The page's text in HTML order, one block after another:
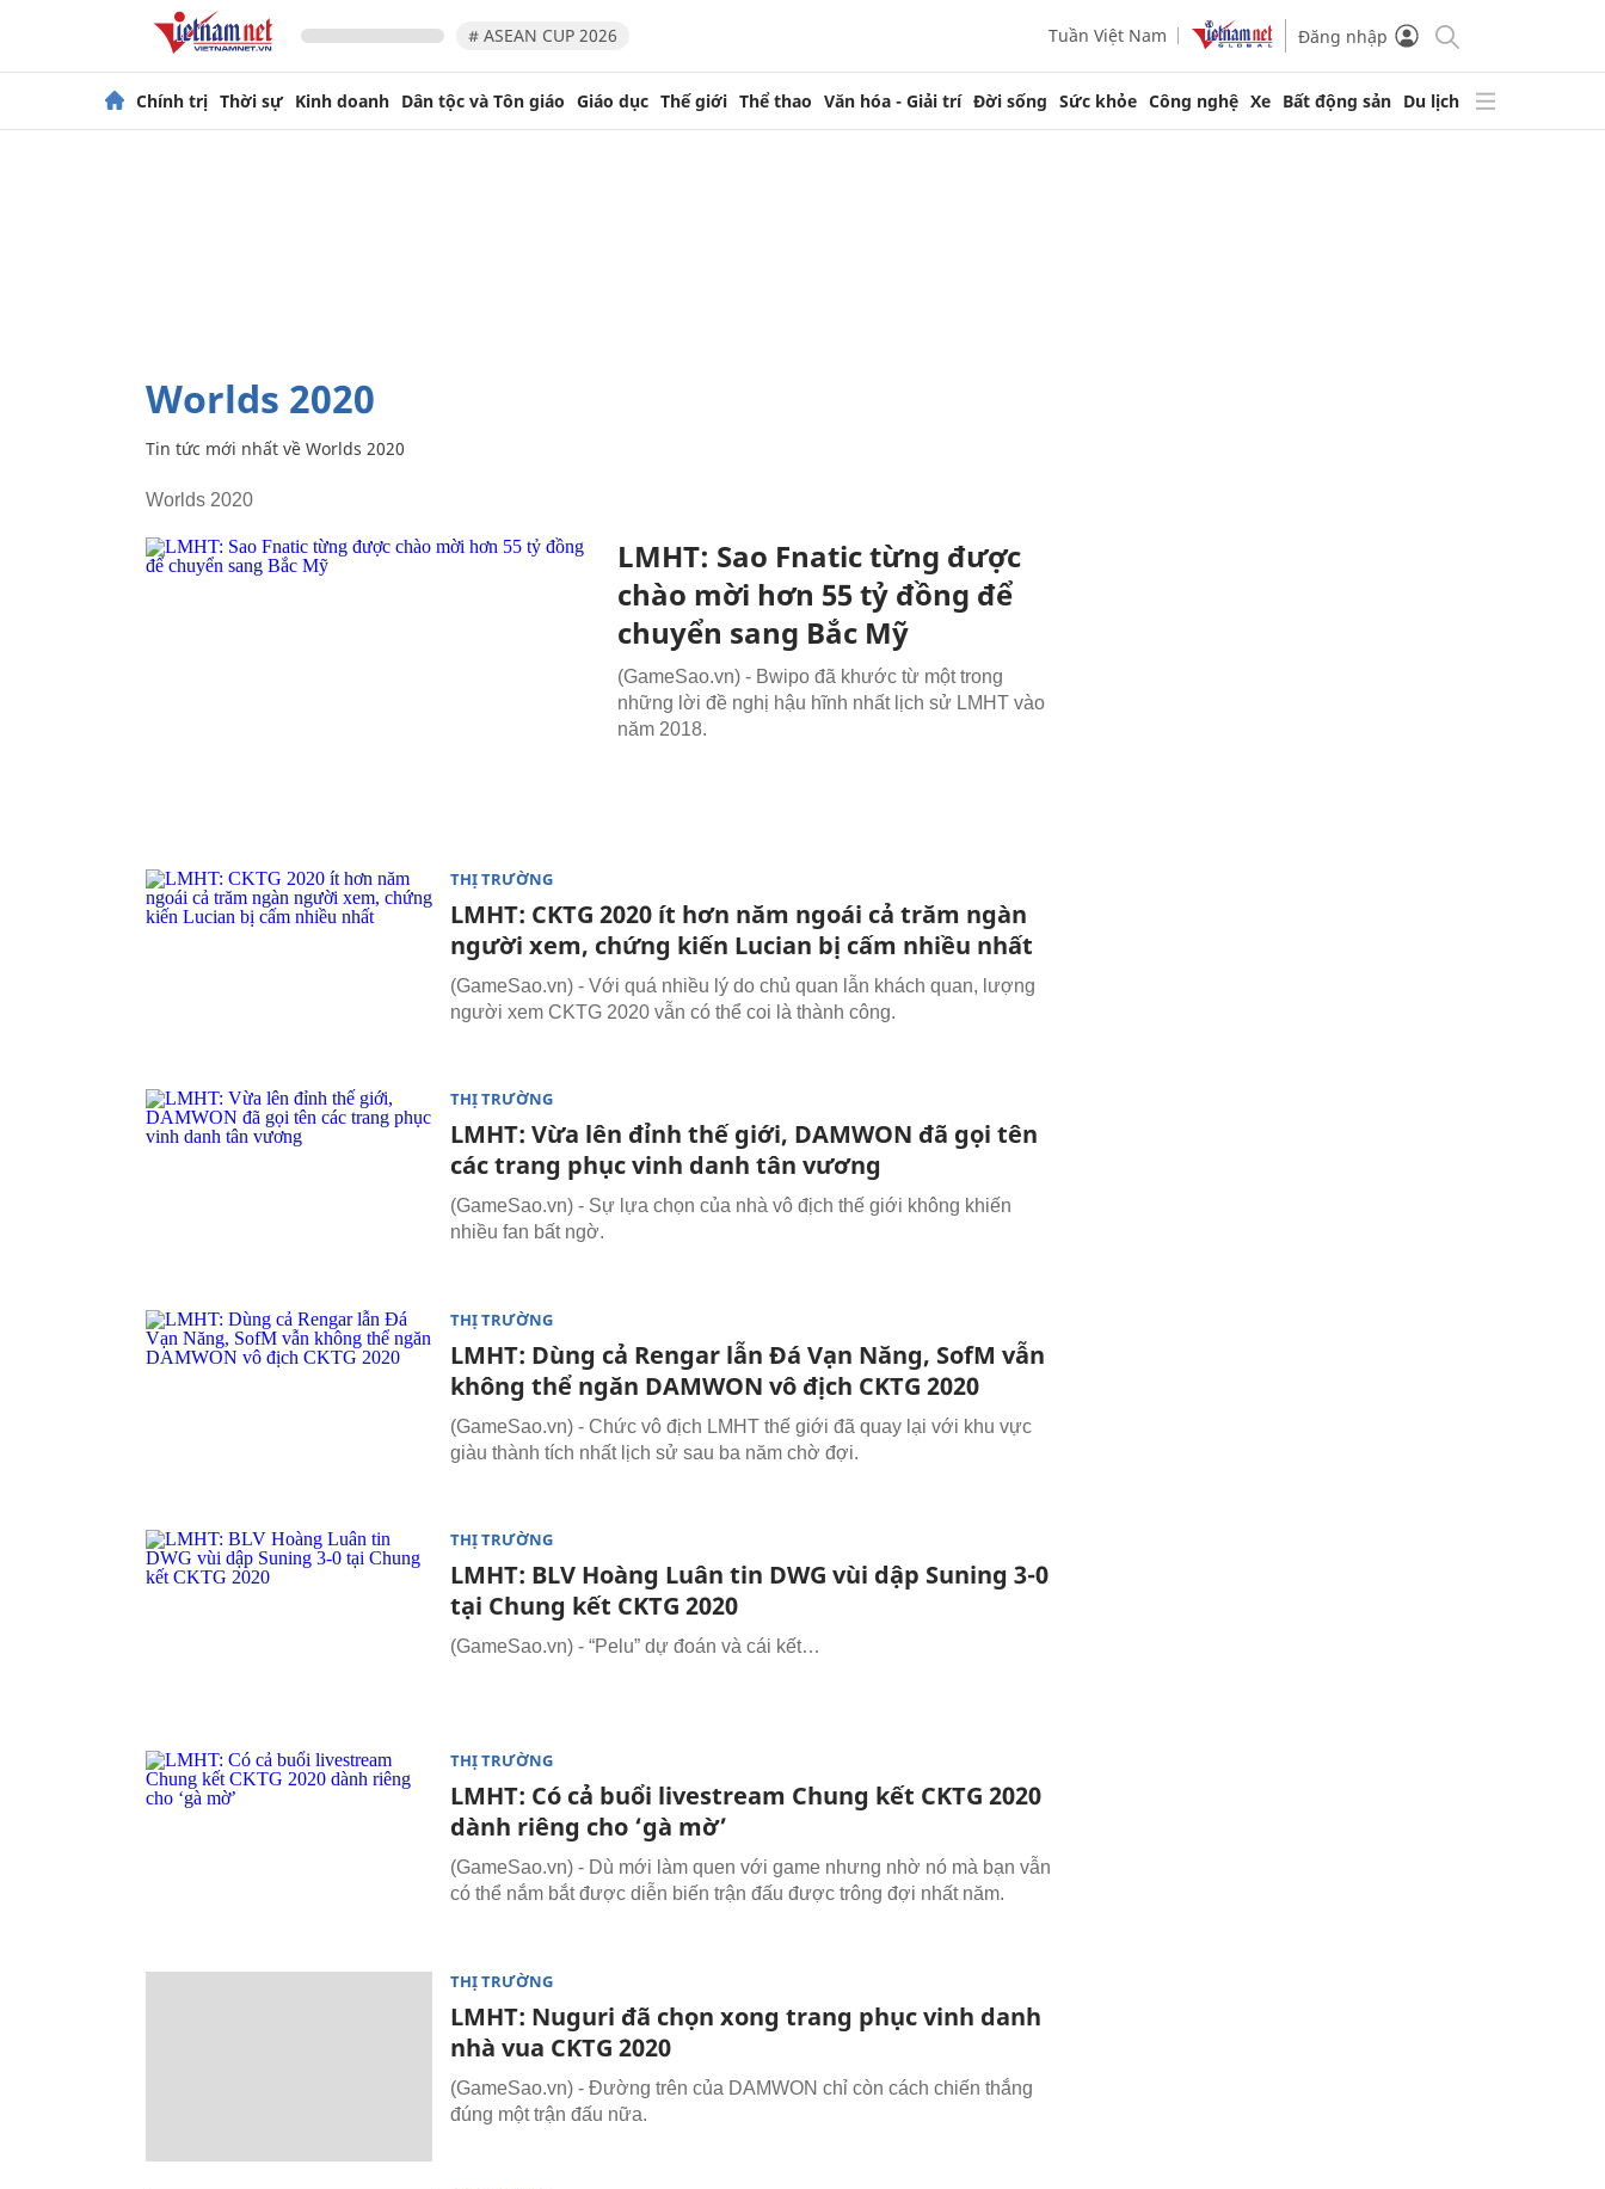
# ASEAN CUP 2026 Tuần Việt Nam Đăng nhập
Chính trị Thời sự Kinh doanh Dân tộc và Tôn giáo Giáo dục Thế giới Thể thao Văn hóa - Giải trí Đời sống Sức khỏe Công nghệ Xe Bất động sản Du lịch
Worlds 2020
Tin tức mới nhất về Worlds 2020
Worlds 2020
LMHT: Sao Fnatic từng được
chào mời hơn 55 tỷ đồng để
chuyển sang Bắc Mỹ
(GameSao.vn) - Bwipo đã khước từ một trong
những lời đề nghị hậu hĩnh nhất lịch sử LMHT vào
năm 2018.
THỊ TRƯỜNG
LMHT: CKTG 2020 ít hơn năm ngoái cả trăm ngàn
người xem, chứng kiến Lucian bị cấm nhiều nhất
(GameSao.vn) - Với quá nhiều lý do chủ quan lẫn khách quan, lượng
người xem CKTG 2020 vẫn có thể coi là thành công.
THỊ TRƯỜNG
LMHT: Vừa lên đỉnh thế giới, DAMWON đã gọi tên
các trang phục vinh danh tân vương
(GameSao.vn) - Sự lựa chọn của nhà vô địch thế giới không khiến
nhiều fan bất ngờ.
THỊ TRƯỜNG
LMHT: Dùng cả Rengar lẫn Đá Vạn Năng, SofM vẫn
không thể ngăn DAMWON vô địch CKTG 2020
(GameSao.vn) - Chức vô địch LMHT thế giới đã quay lại với khu vực
giàu thành tích nhất lịch sử sau ba năm chờ đợi.
THỊ TRƯỜNG
LMHT: BLV Hoàng Luân tin DWG vùi dập Suning 3-0
tại Chung kết CKTG 2020
(GameSao.vn) - “Pelu” dự đoán và cái kết…
THỊ TRƯỜNG
LMHT: Có cả buổi livestream Chung kết CKTG 2020
dành riêng cho ‘gà mờ’
(GameSao.vn) - Dù mới làm quen với game nhưng nhờ nó mà bạn vẫn
có thể nắm bắt được diễn biến trận đấu được trông đợi nhất năm.
THỊ TRƯỜNG
LMHT: Nuguri đã chọn xong trang phục vinh danh
nhà vua CKTG 2020
(GameSao.vn) - Đường trên của DAMWON chỉ còn cách chiến thắng
đúng một trận đấu nữa.